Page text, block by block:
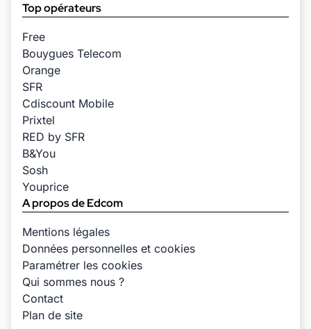
Top opérateurs
Free
Bouygues Telecom
Orange
SFR
Cdiscount Mobile
Prixtel
RED by SFR
B&You
Sosh
Youprice
A propos de Edcom
Mentions légales
Données personnelles et cookies
Paramétrer les cookies
Qui sommes nous ?
Contact
Plan de site